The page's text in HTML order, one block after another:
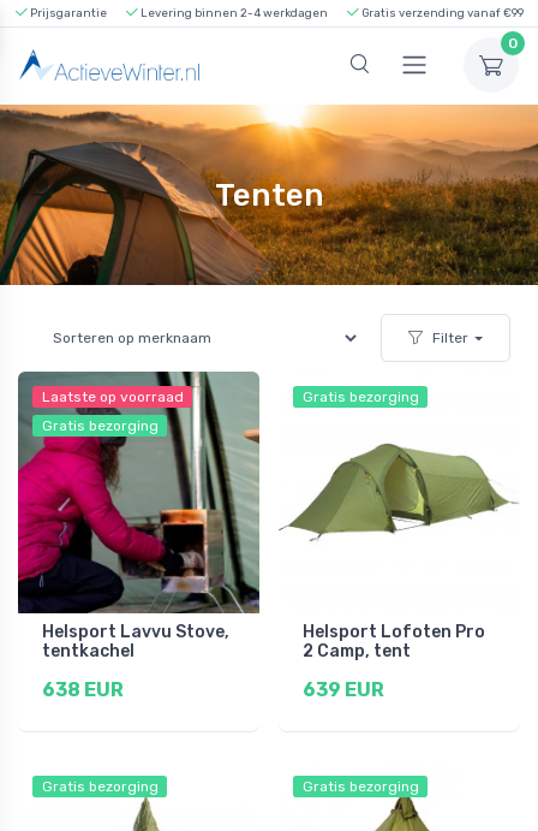
Prijsgarantie Levering binnen 2-4 werkdagen Gratis verzending vanaf €99
0
Tenten
Filter
Laatste op voorraad
Gratis bezorging
Helsport Lavvu Stove,
tentkachel
638 EUR
Gratis bezorging
Helsport Lofoten Pro
2 Camp, tent
639 EUR
Gratis bezorging Gratis bezorging